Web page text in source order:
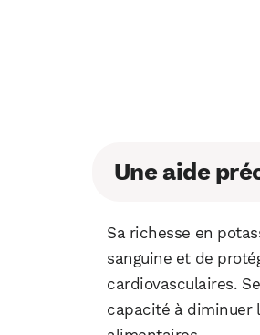
Une aide
Sa richesse en
sanguine et de
cardiovasculaires.
capacité à diminuer